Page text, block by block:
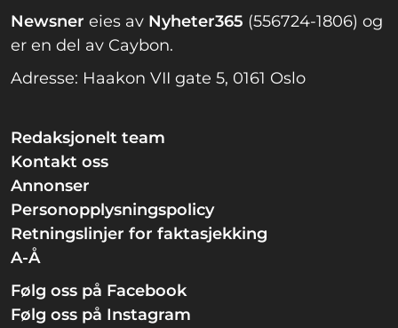
Newsner eies av Nyheter365 (556724-1806) og
er en del av Caybon.
Adresse: Haakon VII gate 5, 0161 Oslo
Redaksjonelt team
Kontakt oss
Annonser
Personopplysningspolicy
Retningslinjer for faktasjekking
A-Å
Følg oss på Facebook
Følg oss på Instagram